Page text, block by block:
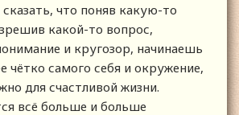
сказать, что поняв какую-то
какой-то вопрос,
и кругозор, начинаешь
чётко самого себя и окружение,
для счастливой жизни.
всё больше и больше